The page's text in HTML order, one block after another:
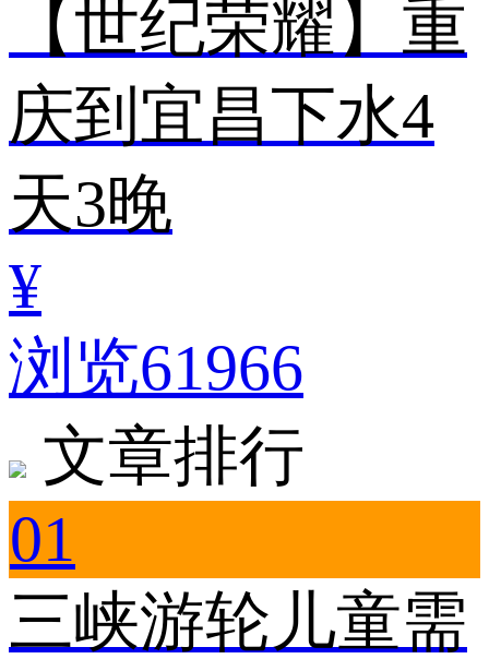
【世纪荣耀】重
庆到宜昌下水4
天3晚
¥
浏览61966
文章排行
01
三峡游轮儿童需